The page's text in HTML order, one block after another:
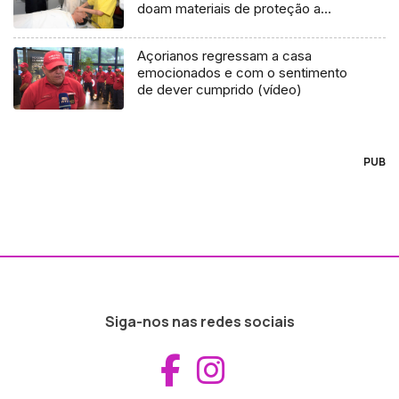
doam materiais de proteção a
Açorianos regressam a casa
emocionados e com o sentimento
de dever cumprido (vídeo)
PUB
Siga-nos nas redes sociais
Aceder ao